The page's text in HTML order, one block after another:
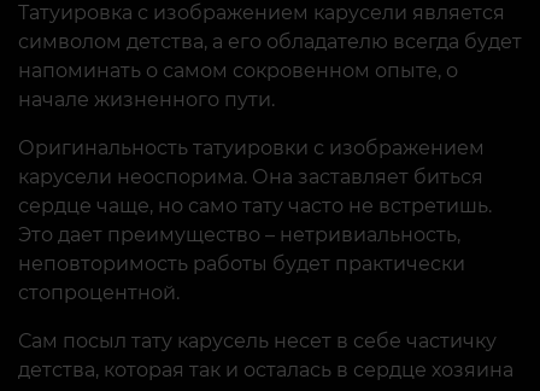
Татуировка с изображением карусели является
символом детства, а его обладателю всегда будет
напоминать о самом сокровенном опыте, о
начале жизненного пути.
Оригинальность татуировки с изображением
карусели неоспорима. Она заставляет биться
сердце чаще, но само тату часто не встретишь.
Это дает преимущество – нетривиальность,
неповторимость работы будет практически
стопроцентной.
Сам посыл тату карусель несет в себе частичку
детства, которая так и осталась в сердце хозяина